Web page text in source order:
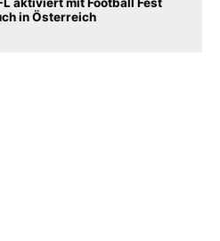
in Österreich